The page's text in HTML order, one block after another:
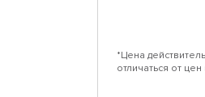
*Цена
отличаться от